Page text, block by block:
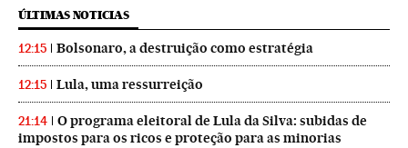
ÚLTIMAS NOTICIAS
12:15 Bolsonaro, a destruição como estratégia
12:15 Lula, uma ressurreição
21:14
O programa eleitoral de Lula da Silva: subidas de
impostos para os ricos e proteção para as minorias